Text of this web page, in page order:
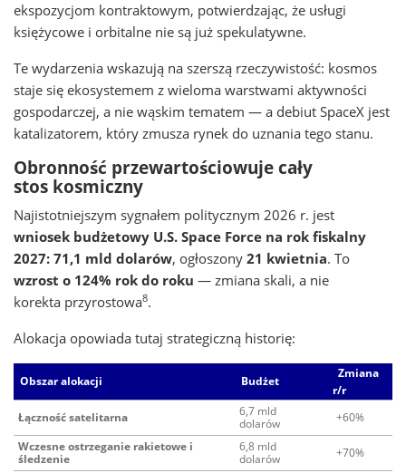
ekspozycjom kontraktowym, potwierdzając, że usługi
księżycowe i orbitalne nie są już spekulatywne.
Te wydarzenia wskazują na szerszą rzeczywistość: kosmos
staje się ekosystemem z wieloma warstwami aktywności
gospodarczej, a nie wąskim tematem — a debiut SpaceX jest
katalizatorem, który zmusza rynek do uznania tego stanu.
Obronność przewartościowuje cały
stos kosmiczny
Najistotniejszym sygnałem politycznym 2026 r. jest
wniosek budżetowy U.S. Space Force na rok fiskalny
2027: 71,1 mld dolarów, ogłoszony 21 kwietnia. To
wzrost o 124% rok do roku — zmiana skali, a nie
korekta przyrostowa8.
Alokacja opowiada tutaj strategiczną historię:
Obszar alokacji Budżet
Zmiana
r/r
Łączność satelitarna
6,7 mld
dolarów
+60%
Wczesne ostrzeganie rakietowe i
śledzenie
6,8 mld
dolarów
+70%